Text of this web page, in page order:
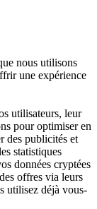
nous utilisons
une expérience
utilisateurs, leur
pour optimiser en
des publicités et
statistiques
données cryptées
offres via leurs
utilisez déjà vous-